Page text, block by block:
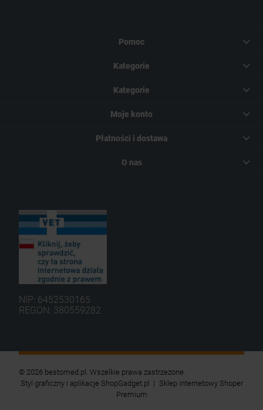
Pomoc
Kategorie
Kategorie
Moje konto
Płatności i dostawa
O nas
NIP: 6452530165
REGON: 380559282
© 2026 bestomed.pl. Wszelkie prawa zastrzeżone.
Styl graficzny i aplikacje ShopGadget.pl
Sklep internetowy Shoper
Premium